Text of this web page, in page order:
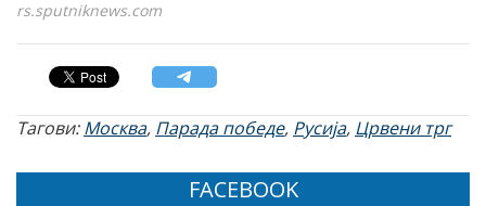
rs.sputniknews.com
Тагови:Москва, Парада победе, Русија, Црвени трг
FACEBOOK